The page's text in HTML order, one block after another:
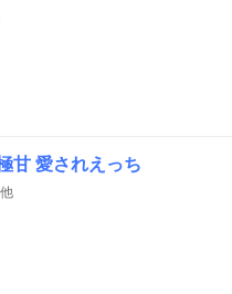
甘 愛されえっち
他